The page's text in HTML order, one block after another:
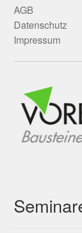
AGB
Datenschutz
Impressum